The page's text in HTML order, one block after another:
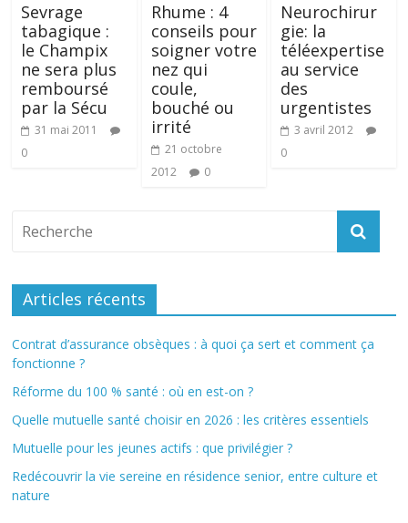
Sevrage
tabagique :
le Champix
ne sera plus
remboursé
par la Sécu
31 mai 2011
0
Rhume : 4
conseils pour
soigner votre
nez qui
coule,
bouché ou
irrité
21 octobre
2012
0
Neurochirur
gie: la
téléexpertise
au service
des
urgentistes
3 avril 2012
0
Articles récents
Contrat d’assurance obsèques : à quoi ça sert et comment ça
fonctionne ?
Réforme du 100 % santé : où en est-on ?
Quelle mutuelle santé choisir en 2026 : les critères essentiels
Mutuelle pour les jeunes actifs : que privilégier ?
Redécouvrir la vie sereine en résidence senior, entre culture et
nature